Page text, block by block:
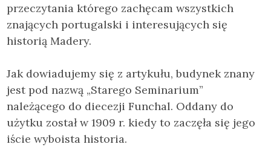
przeczytania którego zachęcam wszystkich
znających portugalski i interesujących się
historią Madery.
Jak dowiadujemy się z artykułu, budynek znany
jest pod nazwą „Starego Seminarium”
należącego do diecezji Funchal. Oddany do
użytku został w 1909 r. kiedy to zaczęła się jego
iście wyboista historia.